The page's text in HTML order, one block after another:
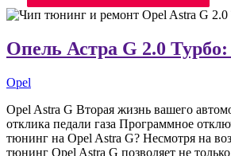
Опель Астра G 2.0
Opel
Opel Astra G Вторая жизнь вашего
отклика педали газа Программное
тюнинг на Opel Astra G? Несмотря на
тюнинг Opel Astra G позволяет не